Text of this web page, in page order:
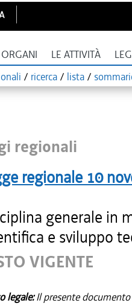
LE ATTIVITÀ
/ ricerca / lista /
regionali
regionale 10
generale in
e sviluppo
VIGENTE
legale:Il presente